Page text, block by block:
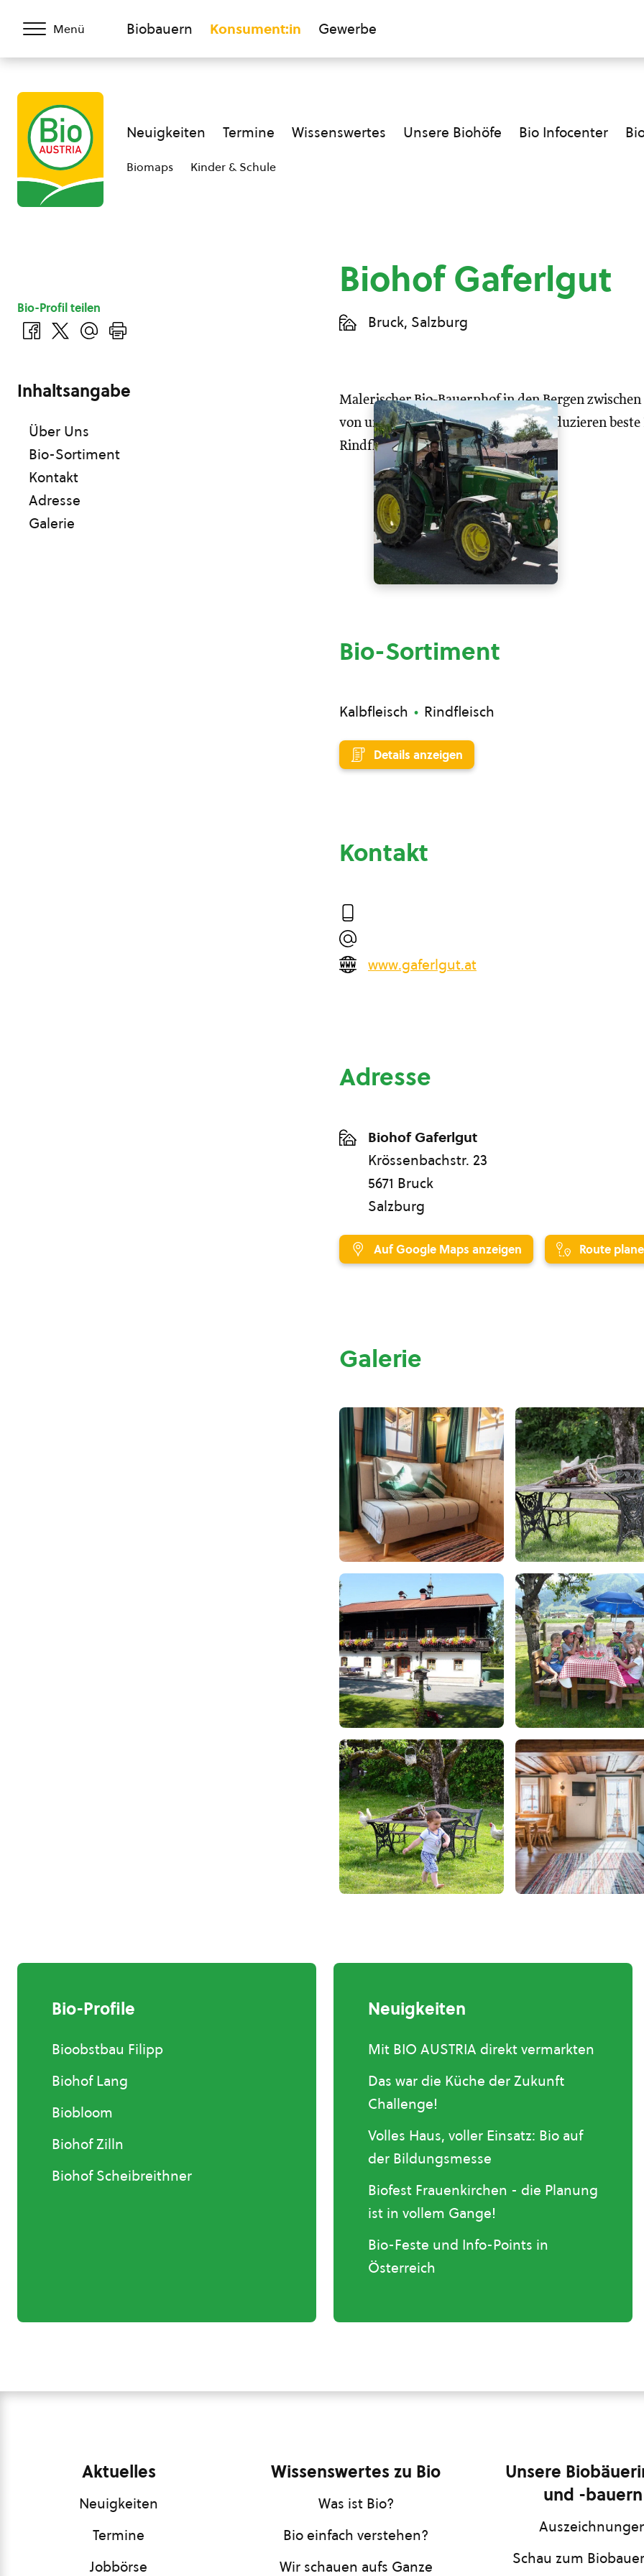
Menü Biobauern Konsument:in Gewerbe
Neuigkeiten Termine Wissenswertes Unsere Biohöfe Bio Infocenter
Biomaps Kinder & Schule
Biohof Gaferlgut
Bruck, Salzburg
Malerischer Bio-Bauernhof in den Bergen
von und mit unseren Tieren und produzieren
Rindfleisch.
Bio-Sortiment
Kalbfleisch Rindfleisch
Details anzeigen
Kontakt
www.gaferlgut.at
Adresse
Biohof Gaferlgut
Krössenbachstr. 23
5671 Bruck
Salzburg
Auf Google Maps anzeigen Route
Galerie
Bio-Profil teilen
Inhaltsangabe
Über Uns
Bio-Sortiment
Kontakt
Adresse
Galerie
Bio-Profile
Bioobstbau Filipp
Biohof Lang
Biobloom
Biohof Zilln
Biohof Scheibreithner
Neuigkeiten
Mit BIO AUSTRIA direkt vermarkten
Das war die Küche der Zukunft
Challenge!
Volles Haus, voller Einsatz: Bio auf
der Bildungsmesse
Biofest Frauenkirchen - die Planung
ist in vollem Gange!
Bio-Feste und Info-Points in
Österreich
Aktuelles
Neuigkeiten
Termine
Jobbörse
Wissenswertes zu Bio
Was ist Bio?
Bio einfach verstehen?
Wir schauen aufs Ganze
Unsere
und -bauern
Schau zum